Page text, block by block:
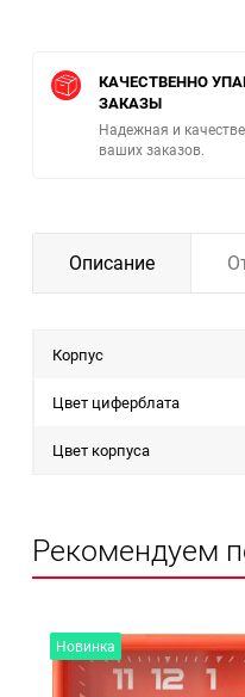
КАЧЕСТВЕННО
ЗАКАЗЫ
Надежная и
ваших заказов.
Описание
Корпус
Цвет циферблата
Цвет корпуса
Рекомендуем
Новинка